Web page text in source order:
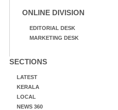
ONLINE DIVISION
EDITORIAL DESK
MARKETING DESK
SECTIONS
LATEST
KERALA
LOCAL
NEWS 360